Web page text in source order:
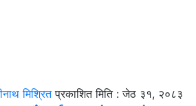
मिश्रित प्रकाशित मिति :जेठ ३१, २०८३